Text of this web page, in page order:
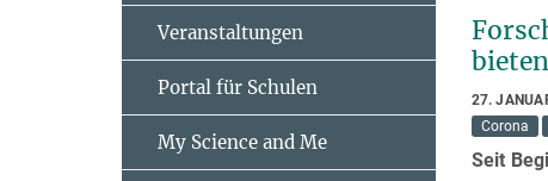
27.
Corona
Seit
Veranstaltungen
Portal für Schulen
My Science and Me